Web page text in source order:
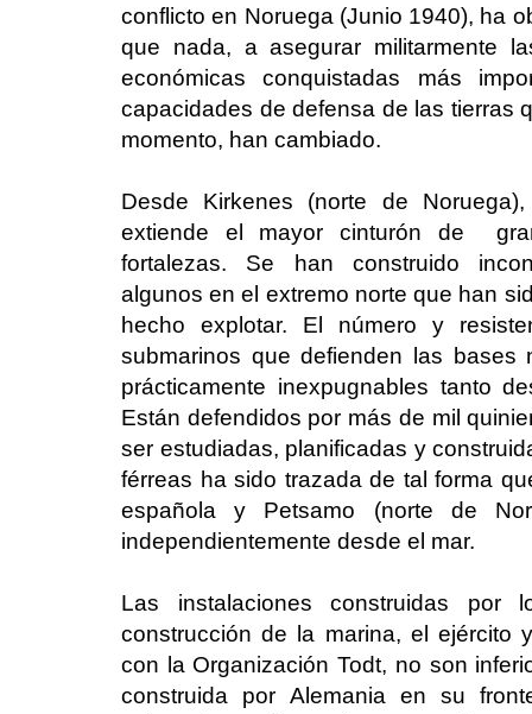
conflicto en Noruega (Junio 1940), ha
que nada, a asegurar militarmente
económicas conquistadas más
capacidades de defensa de las tierras
momento, han cambiado.
Desde Kirkenes (norte de
extiende el mayor cinturón de
fortalezas. Se han construido
algunos en el extremo norte que han
hecho explotar. El número y
submarinos que defienden las
prácticamente inexpugnables tanto
Están defendidos por más de mil
ser estudiadas, planificadas y
férreas ha sido trazada de tal forma
española y Petsamo (norte de
independientemente desde el mar.
Las instalaciones construidas por
construcción de la marina, el ejército
con la Organización Todt, no son
construida por Alemania en su